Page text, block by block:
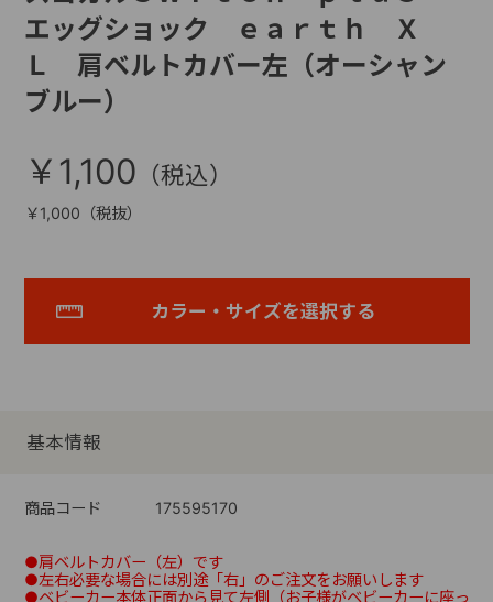
エッグショック ｅａｒｔｈ Ｘ
Ｌ 肩ベルトカバー左（オーシャン
ブルー）
￥1,100
￥1,000（税抜）
カラー・サイズを選択する
基本情報
商品コード 175595170
●肩ベルトカバー（左）です
●左右必要な場合には別途「右」のご注文をお願いします
●ベビーカー本体正面から見て左側（お子様がベビーカーに座っ